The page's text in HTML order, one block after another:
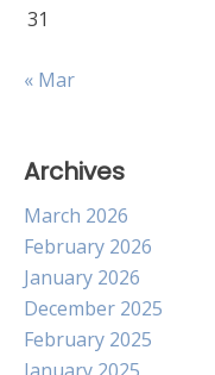
31
« Mar
Archives
March 2026
February 2026
January 2026
December 2025
February 2025